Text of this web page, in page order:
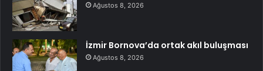
Ağustos 8, 2026
İzmir Bornova’da ortak akıl buluşması
Ağustos 8, 2026